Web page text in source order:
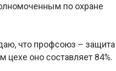
по охране
что профсоюз – защита
оно составляет 84%.